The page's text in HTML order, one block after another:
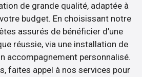
de grande qualité, adaptée à
budget. En choisissant notre
assurés de bénéficier d’une
réussie, via une installation de
accompagnement personnalisé.
faites appel à nos services pour